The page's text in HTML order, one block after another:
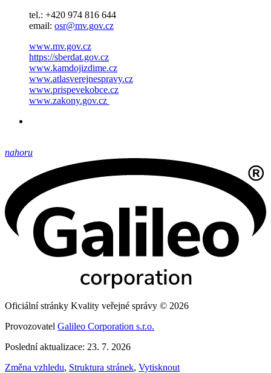
tel.: +420 974 816 644
email: osr@mv.gov.cz
www.mv.gov.cz
https://sberdat.gov.cz
www.kamdojizdime.cz
www.atlasverejnespravy.cz
www.prispevekobce.cz
www.zakony.gov.cz
nahoru
Oficiální stránky Kvality veřejné správy © 2026
Provozovatel Galileo Corporation s.r.o.
Poslední aktualizace: 23. 7. 2026
Změna vzhledu, Struktura stránek, Vytisknout